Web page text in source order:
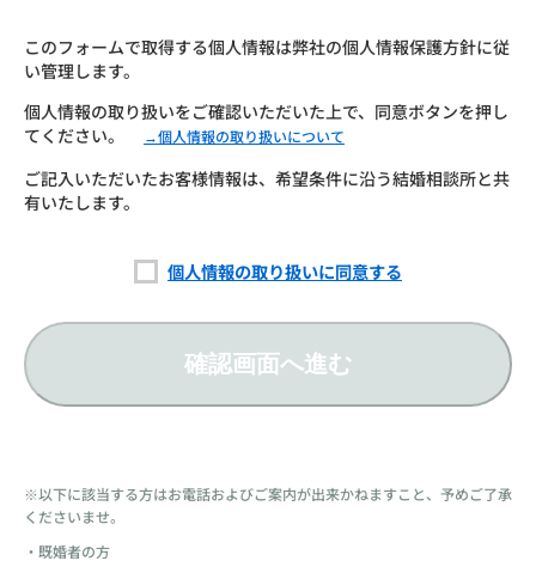
このフォームで取得する個人情報は弊社の個人情報保護方針に従
い管理します。
個人情報の取り扱いをご確認いただいた上で、同意ボタンを押し
てください。
→個人情報の取り扱いについて
ご記入いただいたお客様情報は、希望条件に沿う結婚相談所と共
有いたします。
個人情報の取り扱いに同意する
確認画面へ進む
※以下に該当する方はお電話およびご案内が出来かねますこと、予めご了承
くださいませ。
・既婚者の方